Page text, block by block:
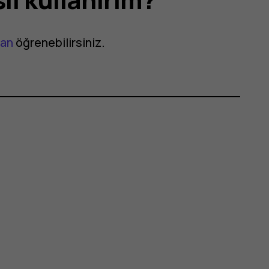
öğrenebilirsiniz.